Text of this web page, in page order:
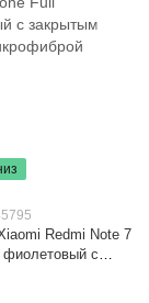
Redmi Note 7
с
и